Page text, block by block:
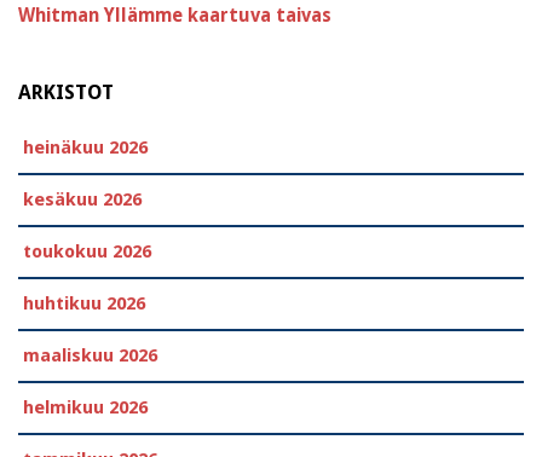
Whitman Yllämme kaartuva taivas
ARKISTOT
heinäkuu 2026
kesäkuu 2026
toukokuu 2026
huhtikuu 2026
maaliskuu 2026
helmikuu 2026